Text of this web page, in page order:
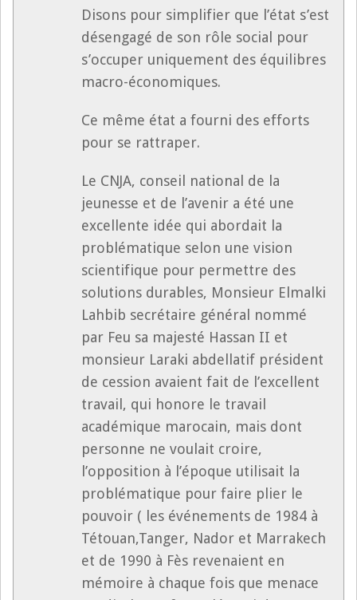
Disons pour simplifier que l’état s’est
désengagé de son rôle social pour
s’occuper uniquement des équilibres
macro-économiques.
Ce même état a fourni des efforts
pour se rattraper.
Le CNJA, conseil national de la
jeunesse et de l’avenir a été une
excellente idée qui abordait la
problématique selon une vision
scientifique pour permettre des
solutions durables, Monsieur Elmalki
Lahbib secrétaire général nommé
par Feu sa majesté Hassan II et
monsieur Laraki abdellatif président
de cession avaient fait de l’excellent
travail, qui honore le travail
académique marocain, mais dont
personne ne voulait croire,
l’opposition à l’époque utilisait la
problématique pour faire plier le
pouvoir ( les événements de 1984 à
Tétouan,Tanger, Nador et Marrakech
et de 1990 à Fès revenaient en
mémoire à chaque fois que menace